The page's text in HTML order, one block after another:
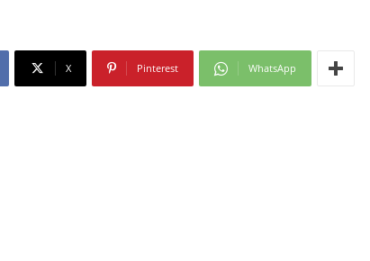
X Pinterest WhatsApp